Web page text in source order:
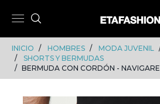
INICIO HOMBRES MODA JUVENIL
SHORTS Y BERMUDAS
BERMUDA CON CORDÓN - NAVIGARE